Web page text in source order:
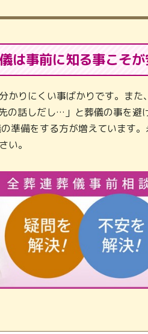
は事前に知る事こそが
かりにくい事ばかりです。ま
の話しだし…」と葬儀の事を避
準備をする方が増えています
い。